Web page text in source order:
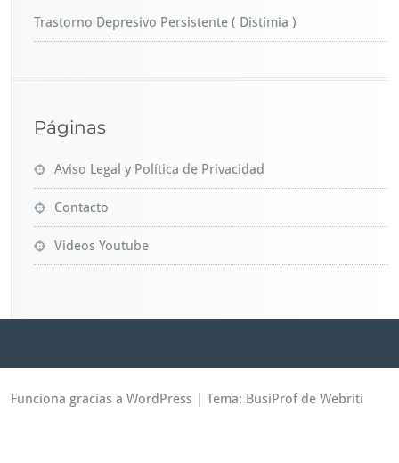
Trastorno Depresivo Persistente ( Distimia )
Páginas
Aviso Legal y Política de Privacidad
Contacto
Videos Youtube
Funciona gracias a WordPress | Tema: BusiProf de Webriti